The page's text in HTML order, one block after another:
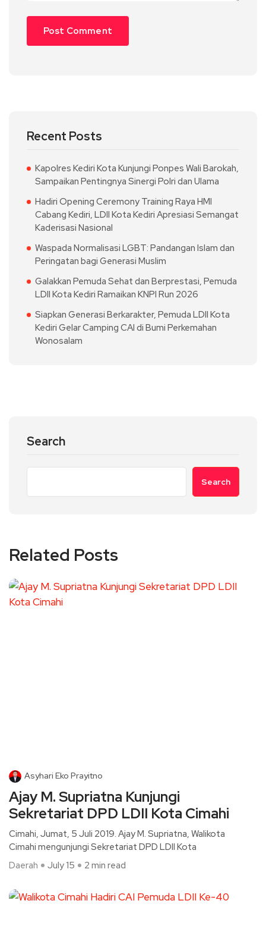
Recent Posts
Kapolres Kediri Kota Kunjungi Ponpes Wali Barokah,
Sampaikan Pentingnya Sinergi Polri dan Ulama
Hadiri Opening Ceremony Training Raya HMI
Cabang Kediri, LDII Kota Kediri Apresiasi Semangat
Kaderisasi Nasional
Waspada Normalisasi LGBT: Pandangan Islam dan
Peringatan bagi Generasi Muslim
Galakkan Pemuda Sehat dan Berprestasi, Pemuda
LDII Kota Kediri Ramaikan KNPI Run 2026
Siapkan Generasi Berkarakter, Pemuda LDII Kota
Kediri Gelar Camping CAI di Bumi Perkemahan
Wonosalam
Search
Search
Related Posts
Asyhari Eko Prayitno
Ajay M. Supriatna Kunjungi
Sekretariat DPD LDII Kota Cimahi
Cimahi, Jumat, 5 Juli 2019. Ajay M. Supriatna, Walikota
Cimahi mengunjungi Sekretariat DPD LDII Kota
Daerah
July 15 2 min read